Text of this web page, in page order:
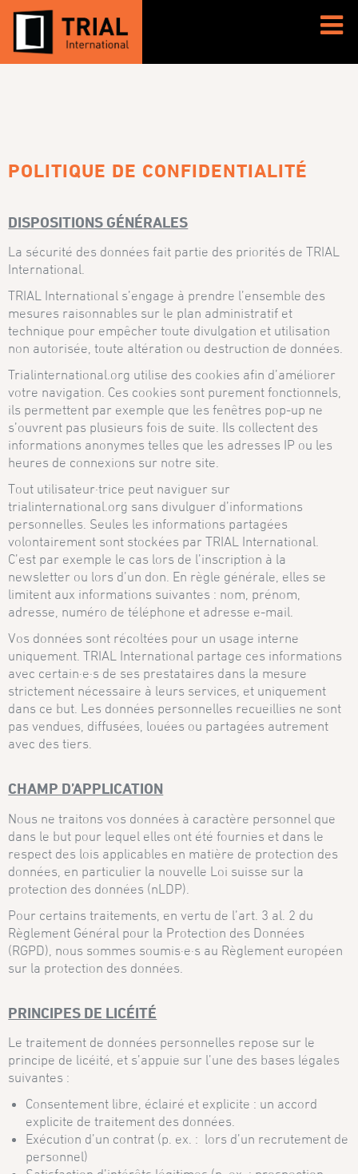
POLITIQUE DE CONFIDENTIALITÉ
DISPOSITIONS GÉNÉRALES
La sécurité des données fait partie des priorités de TRIAL
International.
TRIAL International s’engage à prendre l’ensemble des
mesures raisonnables sur le plan administratif et
technique pour empêcher toute divulgation et utilisation
non autorisée, toute altération ou destruction de données.
Trialinternational.org utilise des cookies afin d’améliorer
votre navigation. Ces cookies sont purement fonctionnels,
ils permettent par exemple que les fenêtres pop-up ne
s’ouvrent pas plusieurs fois de suite. Ils collectent des
informations anonymes telles que les adresses IP ou les
heures de connexions sur notre site.
Tout utilisateur·trice peut naviguer sur
trialinternational.org sans divulguer d’informations
personnelles. Seules les informations partagées
volontairement sont stockées par TRIAL International.
C’est par exemple le cas lors de l’inscription à la
newsletter ou lors d’un don. En règle générale, elles se
limitent aux informations suivantes : nom, prénom,
adresse, numéro de téléphone et adresse e-mail.
Vos données sont récoltées pour un usage interne
uniquement. TRIAL International partage ces informations
avec certain·e·s de ses prestataires dans la mesure
strictement nécessaire à leurs services, et uniquement
dans ce but. Les données personnelles recueillies ne sont
pas vendues, diffusées, louées ou partagées autrement
avec des tiers.
CHAMP D’APPLICATION
Nous ne traitons vos données à caractère personnel que
dans le but pour lequel elles ont été fournies et dans le
respect des lois applicables en matière de protection des
données, en particulier la nouvelle Loi suisse sur la
protection des données (nLDP).
Pour certains traitements, en vertu de l’art. 3 al. 2 du
Règlement Général pour la Protection des Données
(RGPD), nous sommes soumis·e·s au Règlement européen
sur la protection des données.
PRINCIPES DE LICÉITÉ
Le traitement de données personnelles repose sur le
principe de licéité, et s’appuie sur l’une des bases légales
suivantes :
Consentement libre, éclairé et explicite : un accord
explicite de traitement des données.
Exécution d’un contrat (p. ex. : lors d’un recrutement de
personnel)